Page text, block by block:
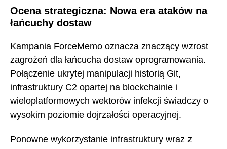
Ocena strategiczna: Nowa era ataków na
łańcuchy dostaw
Kampania ForceMemo oznacza znaczący wzrost
zagrożeń dla łańcucha dostaw oprogramowania.
Połączenie ukrytej manipulacji historią Git,
infrastruktury C2 opartej na blockchainie i
wieloplatformowych wektorów infekcji świadczy o
wysokim poziomie dojrzałości operacyjnej.
Ponowne wykorzystanie infrastruktury wraz z